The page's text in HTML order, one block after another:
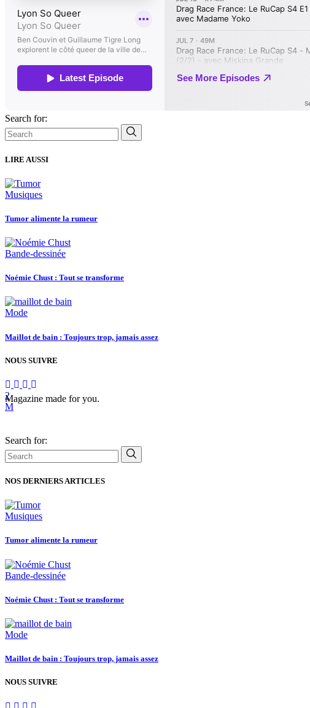
Search for:
LIRE AUSSI
Musiques
Tumor alimente la rumeur
Bande-dessinée
Noémie Chust : Tout se transforme
Mode
Maillot de bain : Toujours trop, jamais assez
NOUS SUIVRE
Magazine made for you.
Search for:
NOS DERNIERS ARTICLES
Musiques
Tumor alimente la rumeur
Bande-dessinée
Noémie Chust : Tout se transforme
Mode
Maillot de bain : Toujours trop, jamais assez
NOUS SUIVRE